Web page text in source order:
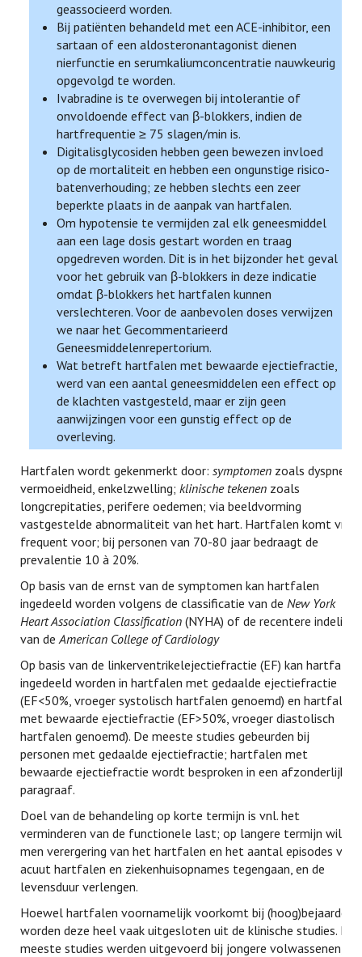
geassocieerd worden.
Bij patiënten behandeld met een ACE-inhibitor, een
sartaan of een aldosteronantagonist dienen
nierfunctie en serumkaliumconcentratie nauwkeurig
opgevolgd te worden.
Ivabradine is te overwegen bij intolerantie of
onvoldoende effect van β-blokkers, indien de
hartfrequentie ≥ 75 slagen/min is.
Digitalisglycosiden hebben geen bewezen invloed
op de mortaliteit en hebben een ongunstige risico-
batenverhouding; ze hebben slechts een zeer
beperkte plaats in de aanpak van hartfalen.
Om hypotensie te vermijden zal elk geneesmiddel
aan een lage dosis gestart worden en traag
opgedreven worden. Dit is in het bijzonder het geval
voor het gebruik van β-blokkers in deze indicatie
omdat β-blokkers het hartfalen kunnen
verslechteren. Voor de aanbevolen doses verwijzen
we naar het Gecommentarieerd
Geneesmiddelenrepertorium.
Wat betreft hartfalen met bewaarde ejectiefractie,
werd van een aantal geneesmiddelen een effect op
de klachten vastgesteld, maar er zijn geen
aanwijzingen voor een gunstig effect op de
overleving.
Hartfalen wordt gekenmerkt door: symptomen zoals dyspneu,
vermoeidheid, enkelzwelling; klinische tekenen zoals
longcrepitaties, perifere oedemen; via beeldvorming
vastgestelde abnormaliteit van het hart. Hartfalen komt vrij
frequent voor; bij personen van 70-80 jaar bedraagt de
prevalentie 10 à 20%.
Op basis van de ernst van de symptomen kan hartfalen
ingedeeld worden volgens de classificatie van de New York
Heart Association Classification (NYHA) of de recentere indeling
van deAmerican College of Cardiology
Op basis van de linkerventrikelejectiefractie (EF) kan hartfalen
ingedeeld worden in hartfalen met gedaalde ejectiefractie
(EF<50%, vroeger systolisch hartfalen genoemd) en hartfalen
met bewaarde ejectiefractie (EF>50%, vroeger diastolisch
hartfalen genoemd). De meeste studies gebeurden bij
personen met gedaalde ejectiefractie; hartfalen met
bewaarde ejectiefractie wordt besproken in een afzonderlijke
paragraaf.
Doel van de behandeling op korte termijn is vnl. het
verminderen van de functionele last; op langere termijn wil
men verergering van het hartfalen en het aantal episodes van
acuut hartfalen en ziekenhuisopnames tegengaan, en de
levensduur verlengen.
Hoewel hartfalen voornamelijk voorkomt bij (hoog)bejaarden,
worden deze heel vaak uitgesloten uit de klinische studies. De
meeste studies werden uitgevoerd bij jongere volwassenen,